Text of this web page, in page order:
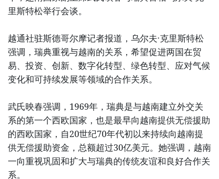
里斯特松举行会谈。
越通社驻斯德哥尔摩记者报道，乌尔夫·克里斯特松
强调，瑞典重视与越南的关系，希望促进两国在贸
易、投资、创新、数字化转型、绿色转型、应对气候
变化和可持续发展等领域的合作关系。
武氏映春强调，1969年，瑞典是与越南建立外交关
系的第一个西欧国家，也是最早向越南提供无偿援助
的西欧国家，自20世纪70年代初以来持续向越南提
供无偿援助资金，总额超过30亿美元。她强调，越南
一向重视巩固和扩大与瑞典的传统友谊和良好合作关
系。